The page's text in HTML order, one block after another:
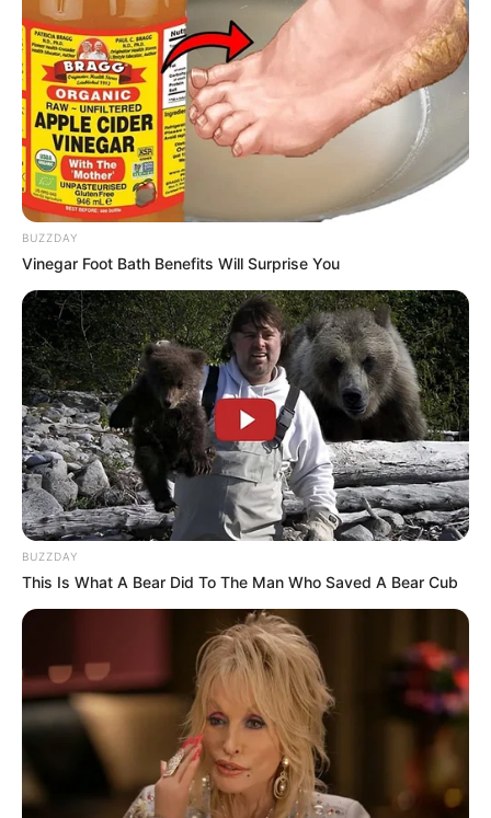
BUZZDAY
Vinegar Foot Bath Benefits Will Surprise You
BUZZDAY
This Is What A Bear Did To The Man Who Saved A Bear Cub